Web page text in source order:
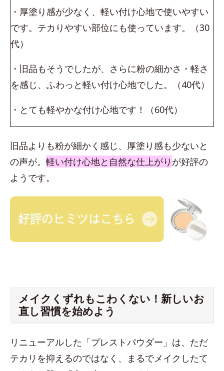
・厚塗り感が少なく、軽い付け心地で使いやすい
です。テカりやすい部位にも使っています。（30
代）
・旧品もそうでしたが、さらに粉の細かさ・軽さ
を感じ、ふわっと軽い付け心地でした。（40代）
・とても軽やかな付け心地です！（60代）
旧品よりも粉が細かく感じ、厚塗り感も少ないと
の声が。 軽い付け心地と自然な仕上がり が好評の
ようです。
メイクくずれもこわくない！新しいお
直し習慣を始めよう
リニューアルした「プレストパウダー」は、ただ
テカリを抑えるのではなく、まるでメイクしたて